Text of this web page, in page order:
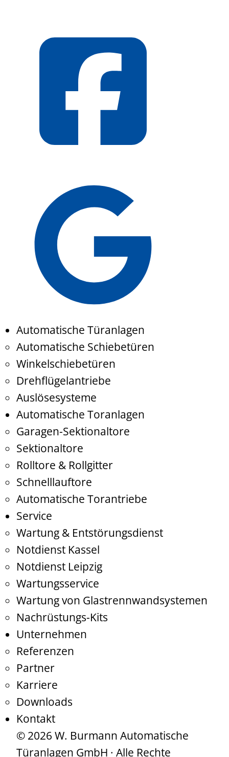
Automatische Türanlagen
Automatische Schiebetüren
Winkelschiebetüren
Drehflügelantriebe
Auslösesysteme
Automatische Toranlagen
Garagen-Sektionaltore
Sektionaltore
Rolltore & Rollgitter
Schnelllauftore
Automatische Torantriebe
Service
Wartung & Entstörungsdienst
Notdienst Kassel
Notdienst Leipzig
Wartungsservice
Wartung von Glastrennwandsystemen
Nachrüstungs-Kits
Unternehmen
Referenzen
Partner
Karriere
Downloads
Kontakt
© 2026 W. Burmann Automatische
Türanlagen GmbH · Alle Rechte